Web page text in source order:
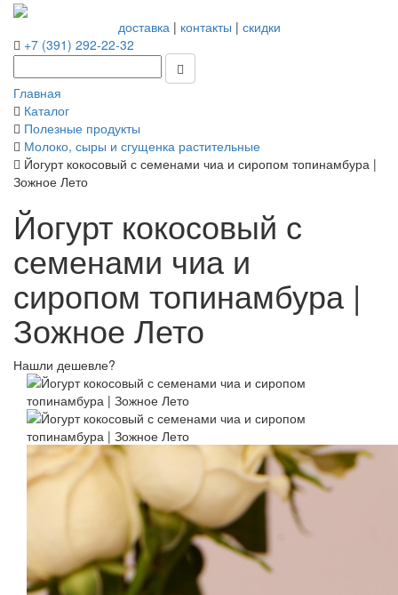
доставка| контакты | скидки
+7 (391) 292-22-32
Главная
Каталог
Полезные продукты
Молоко, сыры и сгущенка растительные
Йогурт кокосовый с семенами чиа и сиропом топинамбура |
Зожное Лето
Йогурт кокосовый с
семенами чиа и
сиропом топинамбура |
Зожное Лето
Нашли дешевле?